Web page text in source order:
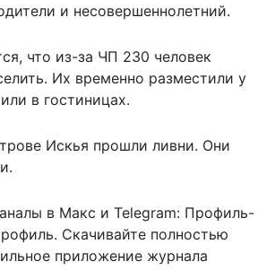
и несовершеннолетний.
что из-за ЧП 230 человек
Их временно разместили у
в гостиницах.
Искья прошли ливни. Они
в Макс и Telegram: Профиль-
. Скачивайте полностью
приложение журнала